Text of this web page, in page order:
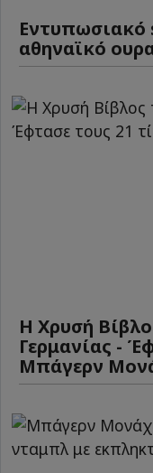
Εντυπωσιακό
αθηναϊκό
Η Χρυσή
Γερμανίας -
Μπάγερν